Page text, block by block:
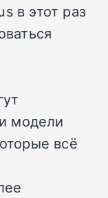
в этот раз
модели
всё